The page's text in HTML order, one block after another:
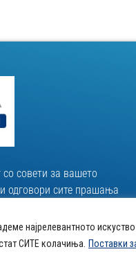
најрелевантното
СИТЕ колачиња. Поставки
со совети за вашeто
одговори сите прашања